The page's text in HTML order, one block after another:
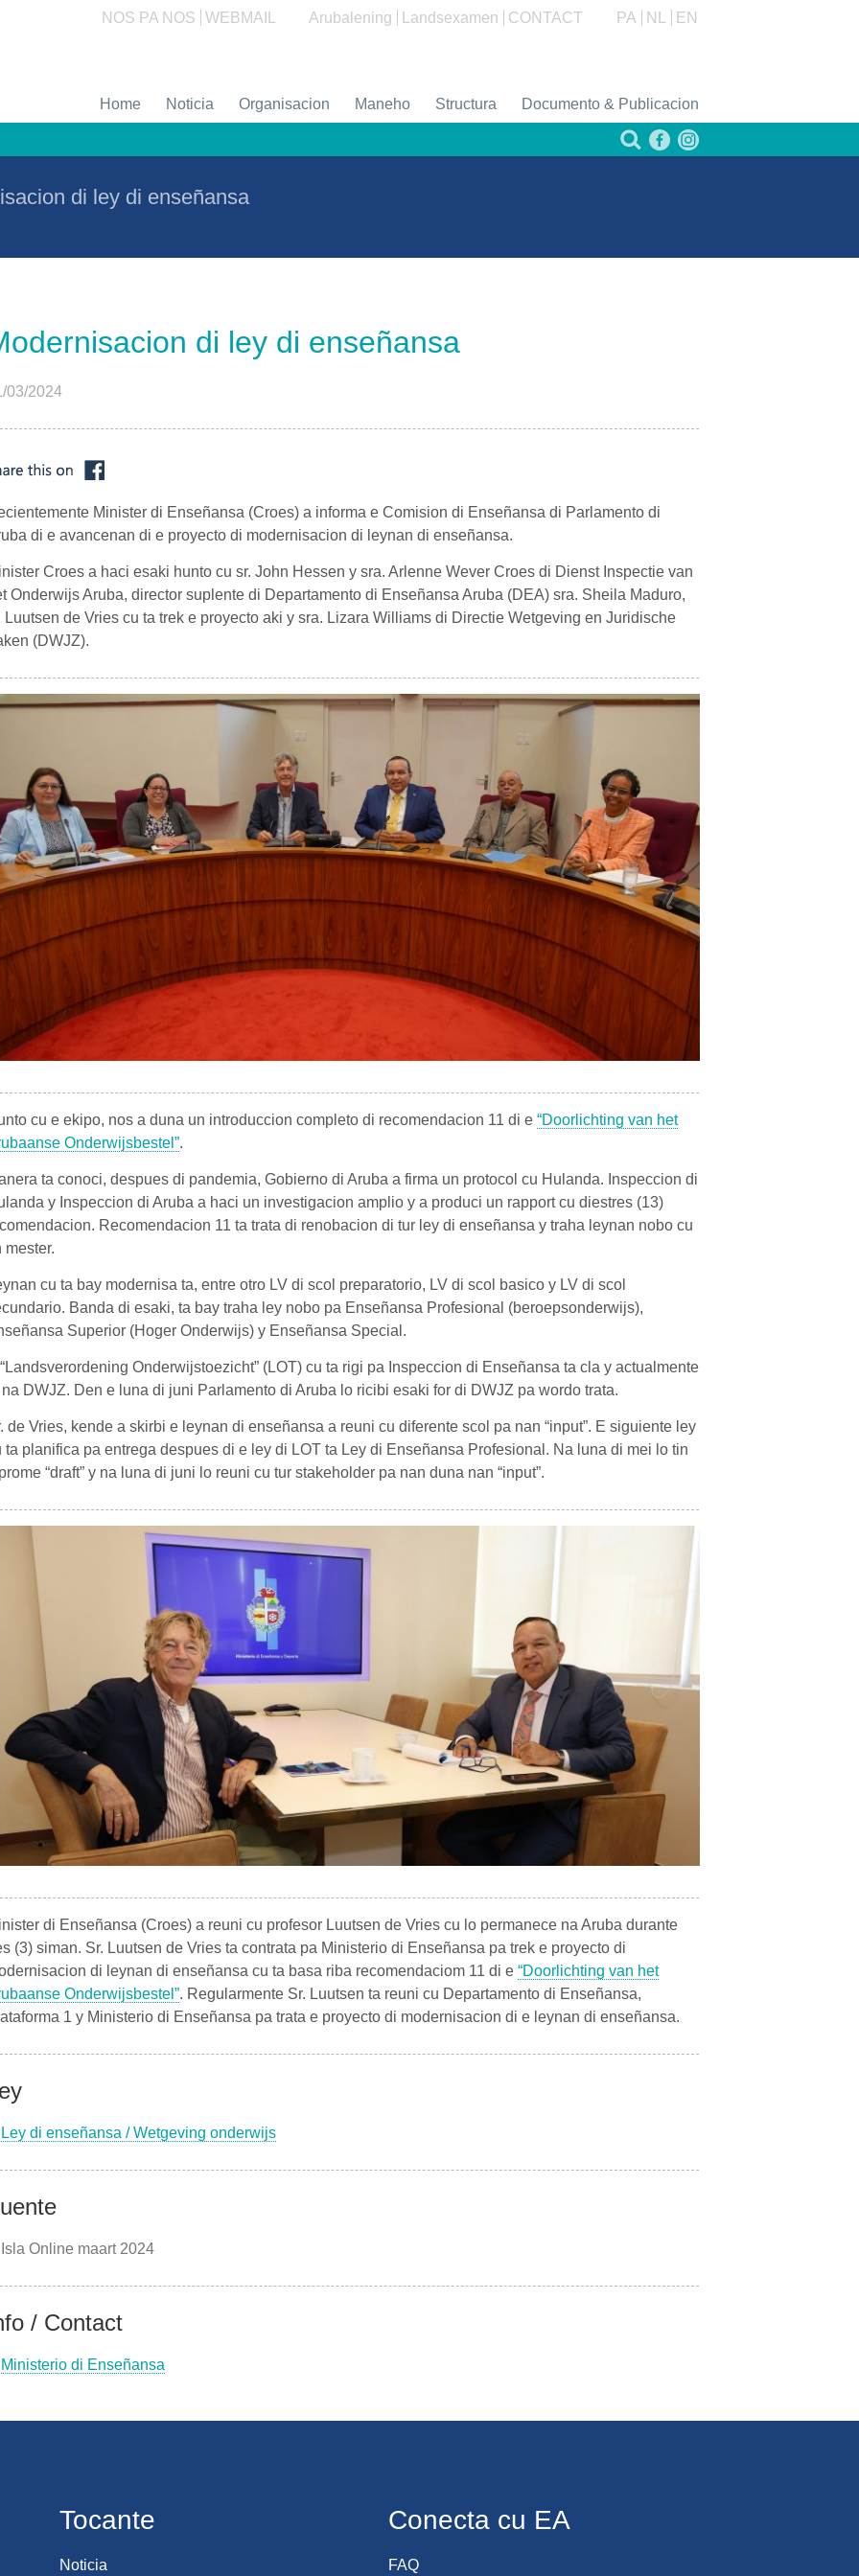
NOS PA NOS WEBMAIL Arubalening Landsexamen CONTACT PA NL EN
Home Noticia Organisacion Maneho Structura Documento & Publicacion
di ley di enseñansa
di ley di enseñansa
03/2024
Minister di Enseñansa (Croes) a informa e Comision di Enseñansa di Parlamento di
di e avancenan di e proyecto di modernisacion di leynan di enseñansa.
Croes a haci esaki hunto cu sr. John Hessen y sra. Arlenne Wever Croes di Dienst Inspectie van
Onderwijs Aruba, director suplente di Departamento di Enseñansa Aruba (DEA) sra. Sheila Maduro,
Luutsen de Vries cu ta trek e proyecto aki y sra. Lizara Williams di Directie Wetgeving en Juridische
(DWJZ).
cu e ekipo, nos a duna un introduccion completo di recomendacion 11 di e “Doorlichting van het
Onderwijsbestel”.
ta conoci, despues di pandemia, Gobierno di Aruba a firma un protocol cu Hulanda. Inspeccion di
y Inspeccion di Aruba a haci un investigacion amplio y a produci un rapport cu diestres (13)
Recomendacion 11 ta trata di renobacion di tur ley di enseñansa y traha leynan nobo cu
mester.
cu ta bay modernisa ta, entre otro LV di scol preparatorio, LV di scol basico y LV di scol
Banda di esaki, ta bay traha ley nobo pa Enseñansa Profesional (beroepsonderwijs),
Superior (Hoger Onderwijs) y Enseñansa Special.
Onderwijstoezicht” (LOT) cu ta rigi pa Inspeccion di Enseñansa ta cla y actualmente
DWJZ. Den e luna di juni Parlamento di Aruba lo ricibi esaki for di DWJZ pa wordo trata.
de Vries, kende a skirbi e leynan di enseñansa a reuni cu diferente scol pa nan “input”. E siguiente ley
ta planifica pa entrega despues di e ley di LOT ta Ley di Enseñansa Profesional. Na luna di mei lo tin
“draft” y na luna di juni lo reuni cu tur stakeholder pa nan duna nan “input”.
di Enseñansa (Croes) a reuni cu profesor Luutsen de Vries cu lo permanece na Aruba durante
(3) siman. Sr. Luutsen de Vries ta contrata pa Ministerio di Enseñansa pa trek e proyecto di
di leynan di enseñansa cu ta basa riba recomendaciom 11 di e “Doorlichting van het
Onderwijsbestel”. Regularmente Sr. Luutsen ta reuni cu Departamento di Enseñansa,
1 y Ministerio di Enseñansa pa trata e proyecto di modernisacion di e leynan di enseñansa.
Ley di enseñansa / Wetgeving onderwijs
Isla Online maart 2024
/ Contact
Ministerio di Enseñansa
Tocante
Noticia
Conecta cu EA
FAQ